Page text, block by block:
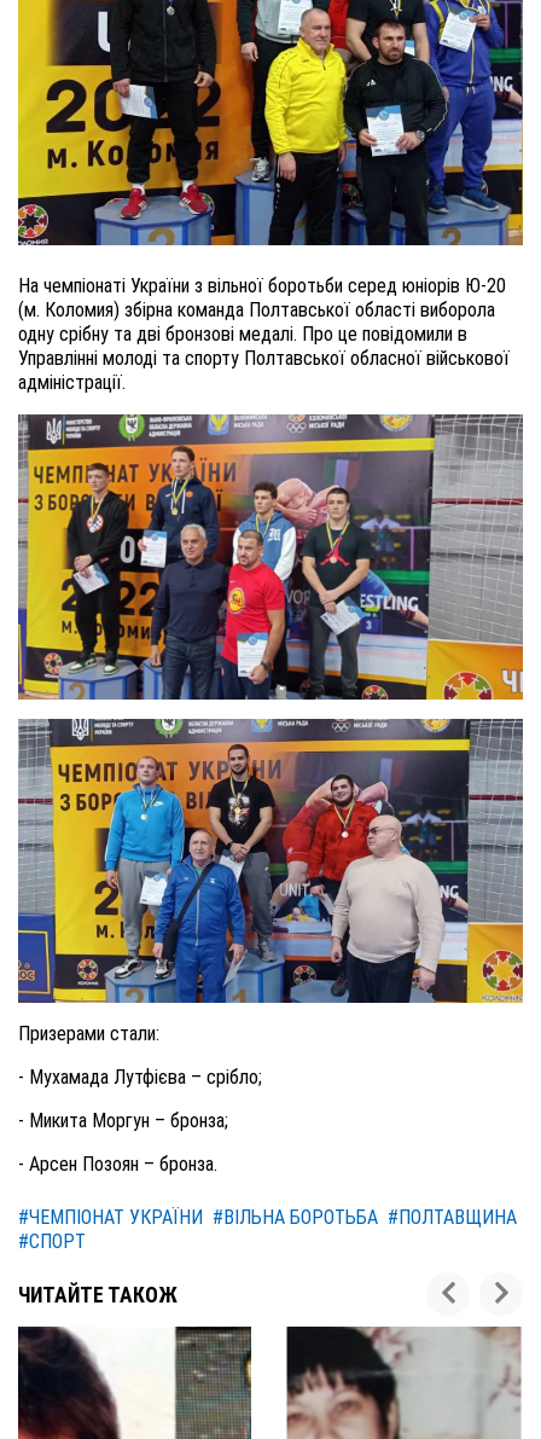
На чемпіонаті України з вільної боротьби серед юніорів Ю-20
(м. Коломия) збірна команда Полтавської області виборола
одну срібну та дві бронзові медалі. Про це повідомили в
Управлінні молоді та спорту Полтавської обласної військової
адміністрації.
Призерами стали:
- Мухамада Лутфієва – срібло;
- Микита Моргун – бронза;
- Арсен Позоян – бронза.
#ЧЕМПІОНАТ УКРАЇНИ #ВІЛЬНА БОРОТЬБА #ПОЛТАВЩИНА
#СПОРТ
ЧИТАЙТЕ ТАКОЖ